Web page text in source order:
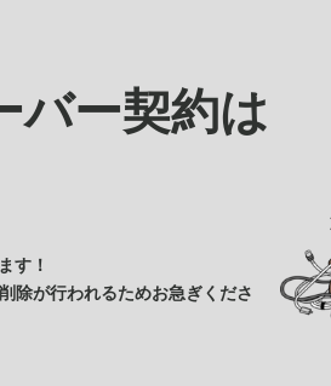
バー契約は
す！
除が行われるためお急ぎくださ